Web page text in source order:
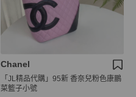
Chanel
「JL精品代購」95新 香奈兒粉色康鵬
菜籃子小號